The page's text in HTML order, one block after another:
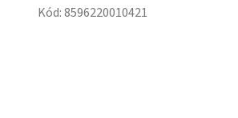
Kód:8596220010421